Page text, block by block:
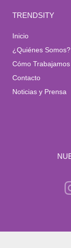
TRENDSITY
Inicio
¿Quiénes Somos?
Cómo Trabajamos
Contacto
Noticias y Prensa